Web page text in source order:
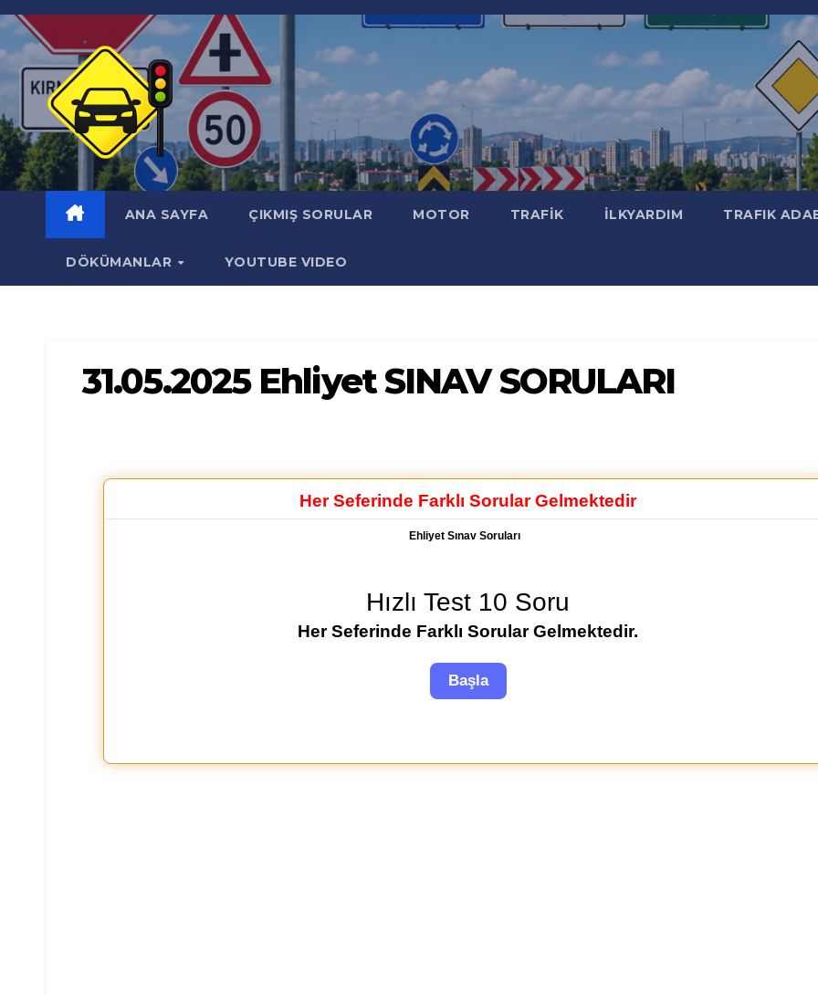
Skip
content
ANA SAYFA ÇIKMIŞ SORULAR MOTOR TRAFİK İLKYARDIM TRAFIK
DÖKÜMANLAR YOUTUBE VIDEO
31.05.2025 Ehliyet SINAV SORULARI
Her Seferinde Farklı Sorular Gelmektedir
Ehliyet Sınav Soruları
Hızlı Test 10 Soru
Her Seferinde Farklı Sorular Gelmektedir.